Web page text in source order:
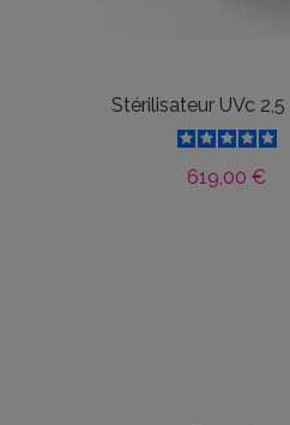
Stérilisateur UVc
619,00 €